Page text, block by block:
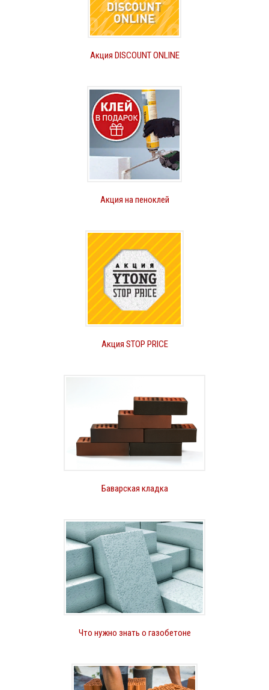
Акция DISCOUNT ONLINE
Акция на пеноклей
Акция STOP PRICE
Баварская кладка
Что нужно знать о газобетоне